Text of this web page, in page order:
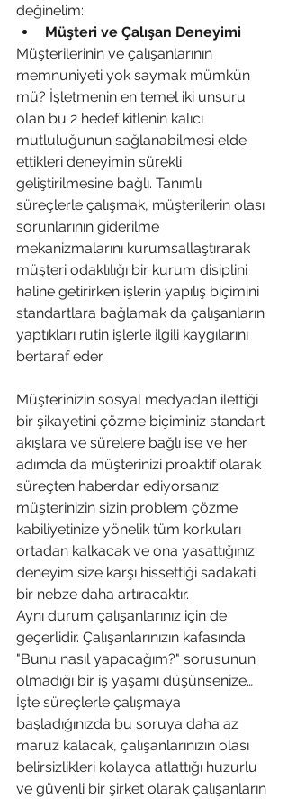
değinelim:
Müşteri ve Çalışan Deneyimi
Müşterilerinin ve çalışanlarının
memnuniyeti yok saymak mümkün
mü? İşletmenin en temel iki unsuru
olan bu 2 hedef kitlenin kalıcı
mutluluğunun sağlanabilmesi elde
ettikleri deneyimin sürekli
geliştirilmesine bağlı. Tanımlı
süreçlerle çalışmak, müşterilerin olası
sorunlarının giderilme
mekanizmalarını kurumsallaştırarak
müşteri odaklılığı bir kurum disiplini
haline getirirken işlerin yapılış biçimini
standartlara bağlamak da çalışanların
yaptıkları rutin işlerle ilgili kaygılarını
bertaraf eder.
Müşterinizin sosyal medyadan ilettiği
bir şikayetini çözme biçiminiz standart
akışlara ve sürelere bağlı ise ve her
adımda da müşterinizi proaktif olarak
süreçten haberdar ediyorsanız
müşterinizin sizin problem çözme
kabiliyetinize yönelik tüm korkuları
ortadan kalkacak ve ona yaşattığınız
deneyim size karşı hissettiği sadakati
bir nebze daha artıracaktır.
Aynı durum çalışanlarınız için de
geçerlidir. Çalışanlarınızın kafasında
"Bunu nasıl yapacağım?" sorusunun
olmadığı bir iş yaşamı düşünsenize…
İşte süreçlerle çalışmaya
başladığınızda bu soruya daha az
maruz kalacak, çalışanlarınızın olası
belirsizlikleri kolayca atlattığı huzurlu
ve güvenli bir şirket olarak çalışanların